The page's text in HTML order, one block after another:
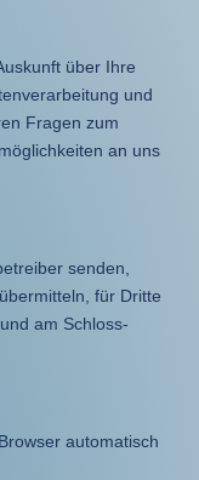
über Ihre
und
Fragen zum
an uns
senden,
für Dritte
am Schloss-
automatisch